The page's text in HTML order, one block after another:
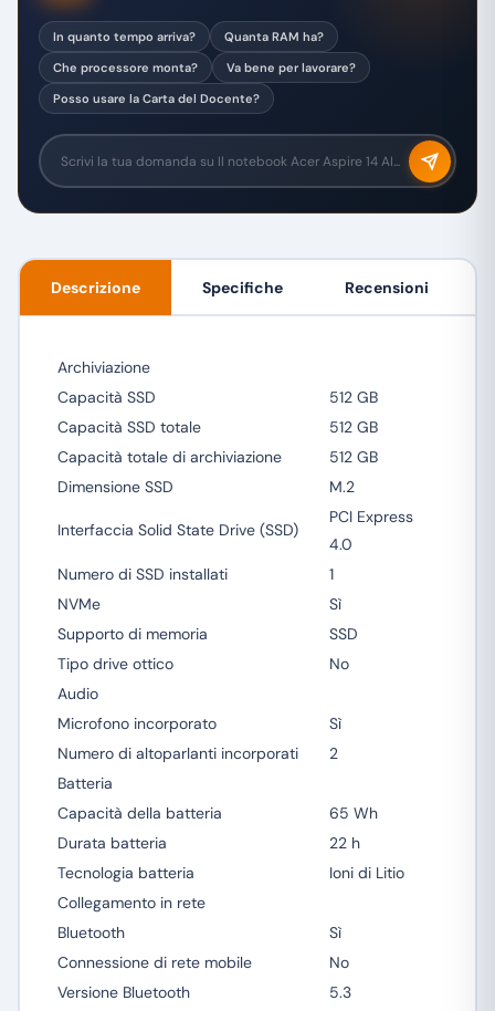
In quanto tempo arriva?
Quanta RAM ha?
Che processore monta?
Va bene per lavorare?
Posso usare la Carta del Docente?
Descrizione Specifiche Recensioni
Archiviazione
Capacità SSD
512 GB
Capacità SSD totale
512 GB
Capacità totale di archiviazione
512 GB
Dimensione SSD
M.2
Interfaccia Solid State Drive (SSD)
PCI Express
4.0
Numero di SSD installati
1
NVMe
Sì
Supporto di memoria
SSD
Tipo drive ottico
No
Audio
Microfono incorporato
Sì
Numero di altoparlanti incorporati
2
Batteria
Capacità della batteria
65 Wh
Durata batteria
22 h
Tecnologia batteria
Ioni di Litio
Collegamento in rete
Bluetooth
Sì
Connessione di rete mobile
No
Versione Bluetooth
5.3